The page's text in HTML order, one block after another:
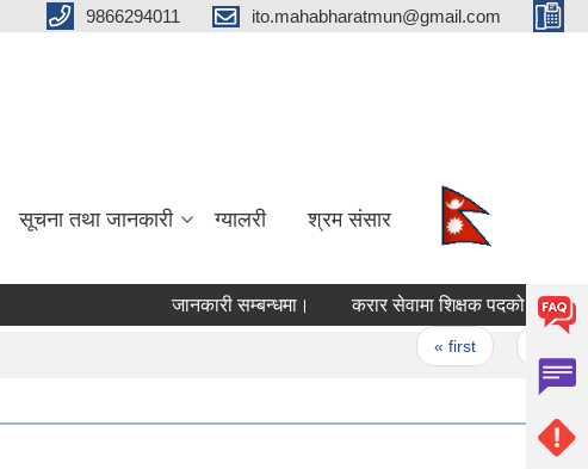
9866294011 ito.mahabharatmun@gmail.com
सूचना तथा जानकारी ग्यालरी श्रम संसार
जानकारी सम्बन्धमा। करार सेवामा शिक्षक पदको थप
« first